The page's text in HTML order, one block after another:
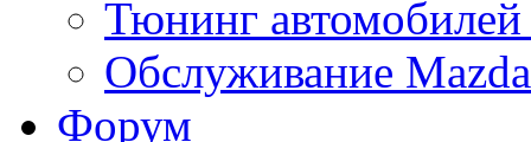
Тюнинг
Обслуживание Mazda
Форум